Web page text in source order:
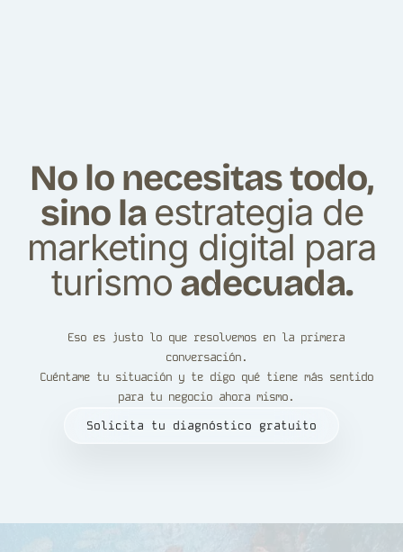
No lo necesitas todo,
sino la estrategia de
marketing digital para
turismo adecuada.
Eso es justo lo que resolvemos en la primera
conversación.
Cuéntame tu situación y te digo qué tiene más sentido
para tu negocio ahora mismo.
Solicita tu diagnóstico gratuito